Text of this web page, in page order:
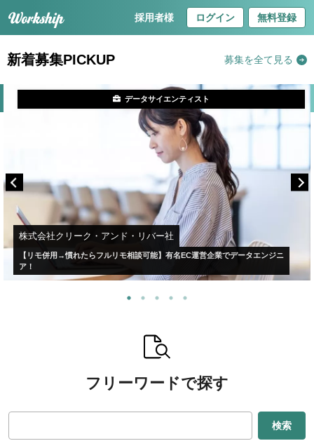
採用者様 ログイン 無料登録
新着募集PICKUP 募集を全て見る
株式会社クリーク・アンド・リバー社
【リモ併用→慣れたらフルリモ相談可能】有名EC運営企業でデータエンジニ
ア！
データサイエンティスト
フリーワードで探す
検索